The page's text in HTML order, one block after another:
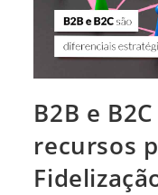
B2B e
recursos